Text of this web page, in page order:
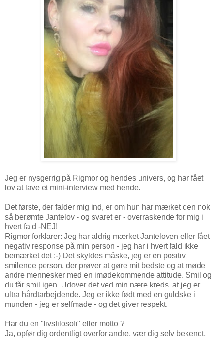
Jeg er nysgerrig på Rigmor og hendes univers, og har fået
lov at lave et mini-interview med hende.
Det første, der falder mig ind, er om hun har mærket den nok
så berømte Jantelov - og svaret er - overraskende for mig i
hvert fald -NEJ!
Rigmor forklarer: Jeg har aldrig mærket Janteloven eller fået
negativ response på min person - jeg har i hvert fald ikke
bemærket det :-) Det skyldes måske, jeg er en positiv,
smilende person, der prøver at gøre mit bedste og at møde
andre mennesker med en imødekommende attitude. Smil og
du får smil igen. Udover det ved min nære kreds, at jeg er
ultra hårdtarbejdende. Jeg er ikke født med en guldske i
munden - jeg er selfmade - og det giver respekt.
Har du en "livsfilosofi" eller motto ?
Ja, opfør dig ordentligt overfor andre, vær dig selv bekendt,